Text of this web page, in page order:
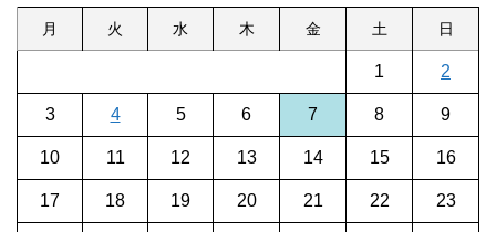
月 火 水 木 金 土 日
1 2
3 4 5 6 7 8 9
10 11 12 13 14 15 16
17 18 19 20 21 22 23